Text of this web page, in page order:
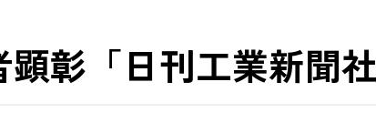
彰「日刊工業新聞